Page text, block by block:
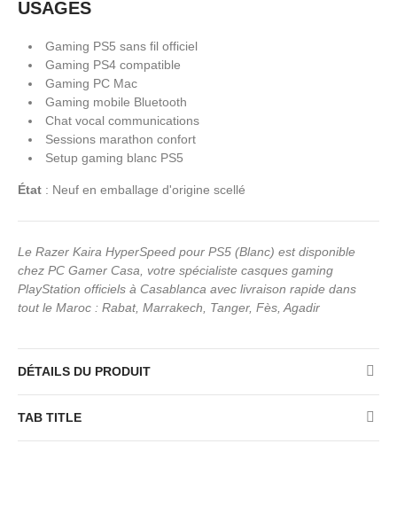
USAGES
Gaming PS5 sans fil officiel
Gaming PS4 compatible
Gaming PC Mac
Gaming mobile Bluetooth
Chat vocal communications
Sessions marathon confort
Setup gaming blanc PS5
État : Neuf en emballage d'origine scellé
Le Razer Kaira HyperSpeed pour PS5 (Blanc) est disponible
chez PC Gamer Casa, votre spécialiste casques gaming
PlayStation officiels à Casablanca avec livraison rapide dans
tout le Maroc : Rabat, Marrakech, Tanger, Fès, Agadir
DÉTAILS DU PRODUIT
TAB TITLE